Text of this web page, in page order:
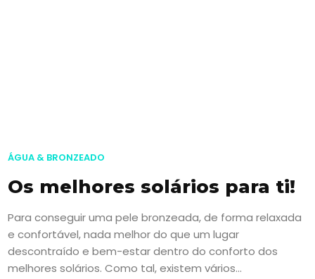
ÁGUA & BRONZEADO
Os melhores solários para ti!
Para conseguir uma pele bronzeada, de forma relaxada
e confortável, nada melhor do que um lugar
descontraído e bem-estar dentro do conforto dos
melhores solários. Como tal, existem vários...